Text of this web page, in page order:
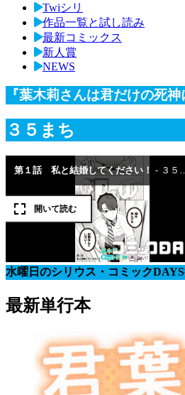
Twiシリ
作品一覧と試し読み
最新コミックス
新人賞
NEWS
『葉木莉さんは君だけの死神
３５まち
水曜日のシリウス・コミックDAYS
最新単行本